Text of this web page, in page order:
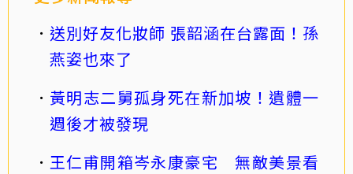
送別好友化妝師 張韶涵在台露面！孫
燕姿也來了
黃明志二舅孤身死在新加坡！遺體一
週後才被發現
王仁甫開箱岑永康豪宅 無敵美景看